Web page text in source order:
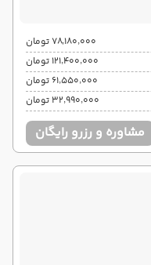
۷۸٬۱۸۰٬۰۰۰ تومان
۱۲۱٬۴۰۰٬۰۰۰ تومان
۶۱٬۵۵۰٬۰۰۰ تومان
۳۲٬۹۹۰٬۰۰۰ تومان
مشاوره و رزرو رایگان